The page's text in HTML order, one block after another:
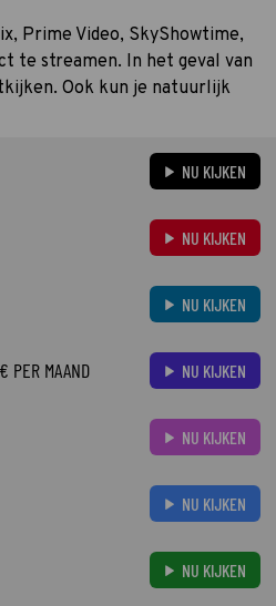
Prime Video, SkyShowtime,
te streamen. In het geval van
Ook kun je natuurlijk
NU KIJKEN
NU KIJKEN
NU KIJKEN
PER MAAND NU KIJKEN
NU KIJKEN
NU KIJKEN
NU KIJKEN